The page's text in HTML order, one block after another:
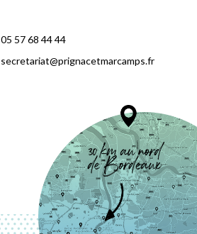
05 57 68 44 44
secretariat@prignacetmarcamps.fr